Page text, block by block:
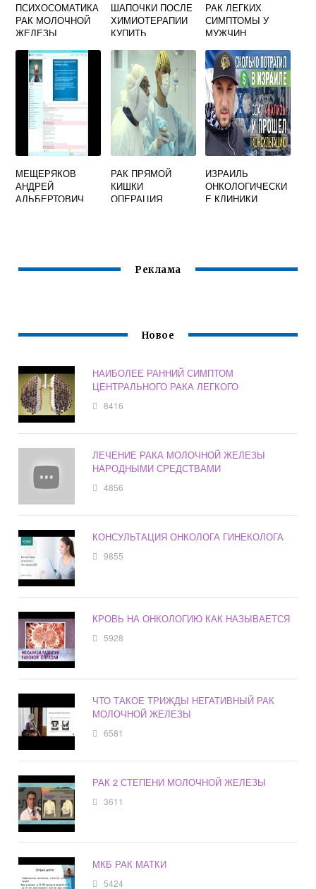
ПСИХОСОМАТИКА
РАК МОЛОЧНОЙ
ЖЕЛЕЗЫ
ШАПОЧКИ ПОСЛЕ
ХИМИОТЕРАПИИ
КУПИТЬ
РАК ЛЕГКИХ
СИМПТОМЫ У
МУЖЧИН
МЕЩЕРЯКОВ
АНДРЕЙ
АЛЬБЕРТОВИЧ
РАК ПРЯМОЙ
КИШКИ
ОПЕРАЦИЯ
ИЗРАИЛЬ
ОНКОЛОГИЧЕСКИ
Е КЛИНИКИ
Реклама
Новое
НАИБОЛЕЕ РАННИЙ СИМПТОМ
ЦЕНТРАЛЬНОГО РАКА ЛЕГКОГО
8416
ЛЕЧЕНИЕ РАКА МОЛОЧНОЙ ЖЕЛЕЗЫ
НАРОДНЫМИ СРЕДСТВАМИ
4856
КОНСУЛЬТАЦИЯ ОНКОЛОГА ГИНЕКОЛОГА
9855
КРОВЬ НА ОНКОЛОГИЮ КАК НАЗЫВАЕТСЯ
5928
ЧТО ТАКОЕ ТРИЖДЫ НЕГАТИВНЫЙ РАК
МОЛОЧНОЙ ЖЕЛЕЗЫ
6581
РАК 2 СТЕПЕНИ МОЛОЧНОЙ ЖЕЛЕЗЫ
3611
МКБ РАК МАТКИ
5424